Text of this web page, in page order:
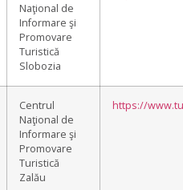
Naţional de
Informare şi
Promovare
Turistică
Slobozia
Centrul
Naţional de
Informare şi
Promovare
Turistică
Zalău
https://